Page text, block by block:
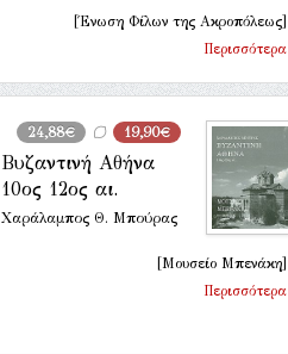
[Ένωση Φίλων της Ακροπόλεως]
Περισσότερα
24,88€ 19,90€
Βυζαντινή Αθήνα
10ος 12ος αι.
Χαράλαμπος Θ. Μπούρας
[Μουσείο Μπενάκη]
Περισσότερα